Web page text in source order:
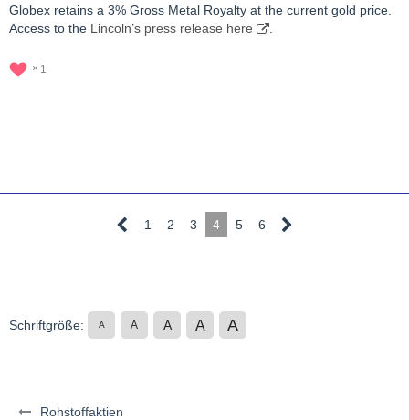
Rohstoffaktien
Globex retains a 3% Gross Metal Royalty at the current gold price.
Access to the Lincoln’s press release here
1
1 2 3 4 5 6
Schriftgröße: A A A A A